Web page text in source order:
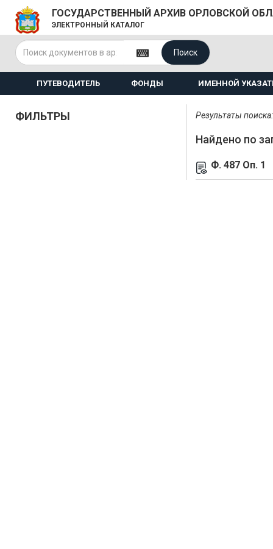
ГОСУДАРСТВЕННЫЙ АРХИВ ОРЛОВСКОЙ
ЭЛЕКТРОННЫЙ КАТАЛОГ
Поиск
ПУТЕВОДИТЕЛЬ ФОНДЫ ИМЕННОЙ
ФИЛЬТРЫ Результаты
Найдено по
Ф. 487 Оп. 1